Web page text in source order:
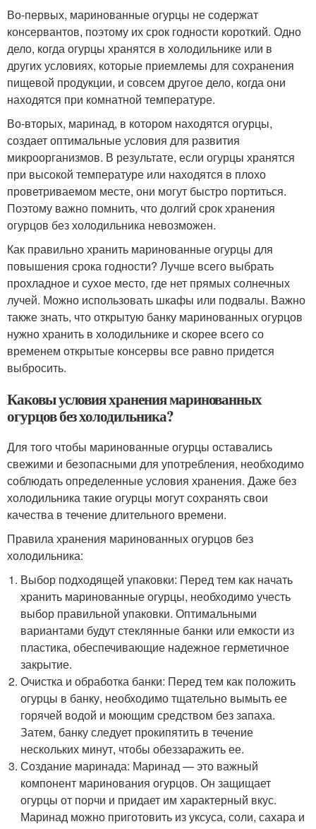
Во-первых, маринованные огурцы не содержат
консервантов, поэтому их срок годности короткий. Одно
дело, когда огурцы хранятся в холодильнике или в
других условиях, которые приемлемы для сохранения
пищевой продукции, и совсем другое дело, когда они
находятся при комнатной температуре.
Во-вторых, маринад, в котором находятся огурцы,
создает оптимальные условия для развития
микроорганизмов. В результате, если огурцы хранятся
при высокой температуре или находятся в плохо
проветриваемом месте, они могут быстро портиться.
Поэтому важно помнить, что долгий срок хранения
огурцов без холодильника невозможен.
Как правильно хранить маринованные огурцы для
повышения срока годности? Лучше всего выбрать
прохладное и сухое место, где нет прямых солнечных
лучей. Можно использовать шкафы или подвалы. Важно
также знать, что открытую банку маринованных огурцов
нужно хранить в холодильнике и скорее всего со
временем открытые консервы все равно придется
выбросить.
Каковы условия хранения маринованных
огурцов без холодильника?
Для того чтобы маринованные огурцы оставались
свежими и безопасными для употребления, необходимо
соблюдать определенные условия хранения. Даже без
холодильника такие огурцы могут сохранять свои
качества в течение длительного времени.
Правила хранения маринованных огурцов без
холодильника:
Выбор подходящей упаковки: Перед тем как начать
хранить маринованные огурцы, необходимо учесть
выбор правильной упаковки. Оптимальными
вариантами будут стеклянные банки или емкости из
пластика, обеспечивающие надежное герметичное
закрытие.
Очистка и обработка банки: Перед тем как положить
огурцы в банку, необходимо тщательно вымыть ее
горячей водой и моющим средством без запаха.
Затем, банку следует прокипятить в течение
нескольких минут, чтобы обеззаражить ее.
Создание маринада: Маринад — это важный
компонент маринования огурцов. Он защищает
огурцы от порчи и придает им характерный вкус.
Маринад можно приготовить из уксуса, соли, сахара и